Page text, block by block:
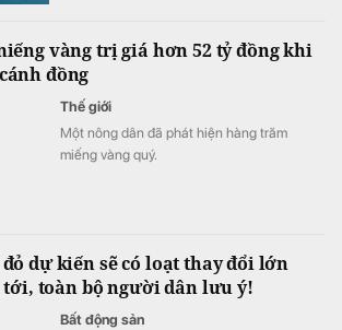
vàng trị giá hơn 52 tỷ đồng khi
đồng
Thế giới
Một nông dân đã phát hiện hàng trăm
miếng vàng quý.
đỏ dự kiến sẽ có loạt thay đổi lớn
toàn bộ người dân lưu ý!
Bất động sản